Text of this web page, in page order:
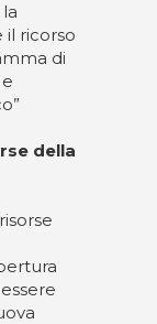
il ricorso
di
della